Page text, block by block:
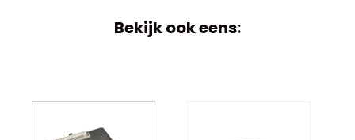
Bekijk ook eens: